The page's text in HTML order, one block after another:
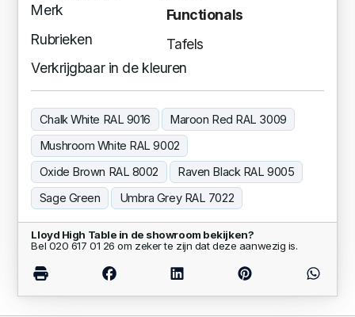
Merk
Functionals
Rubrieken
Tafels
Verkrijgbaar in de kleuren
Chalk White RAL 9016
Maroon Red RAL 3009
Mushroom White RAL 9002
Oxide Brown RAL 8002
Raven Black RAL 9005
Sage Green
Umbra Grey RAL 7022
Lloyd High Table in de showroom bekijken?
Bel 020 617 01 26 om zeker te zijn dat deze aanwezig is.